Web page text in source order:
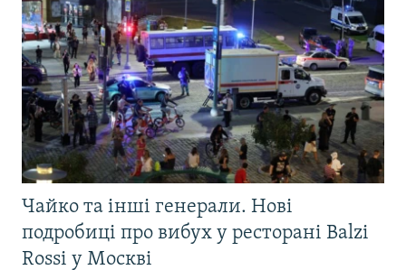
Чайко та інші генерали. Нові
подробиці про вибух у ресторані Balzi
Rossi у Москві